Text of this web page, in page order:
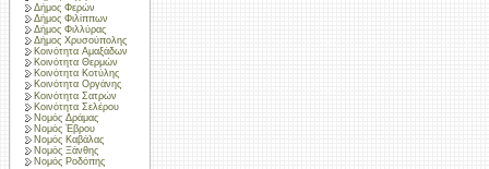
Δήμος Φερών
Δήμος Φιλίππων
Δήμος Φιλλύρας
Δήμος Χρυσούπολης
Κοινότητα Αμαξάδων
Κοινότητα Θερμών
Κοινότητα Κοτύλης
Κοινότητα Οργάνης
Κοινότητα Σατρών
Κοινότητα Σελέρου
Νομός Δράμας
Νομός Έβρου
Νομός Καβάλας
Νομός Ξάνθης
Νομός Ροδόπης